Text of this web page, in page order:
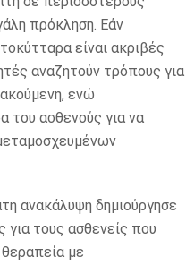
πρόκληση. Εάν
είναι ακριβές
αναζητούν τρόπους για
ενώ
του ασθενούς για να
ανακάλυψη δημιούργησε
για τους ασθενείς που
με